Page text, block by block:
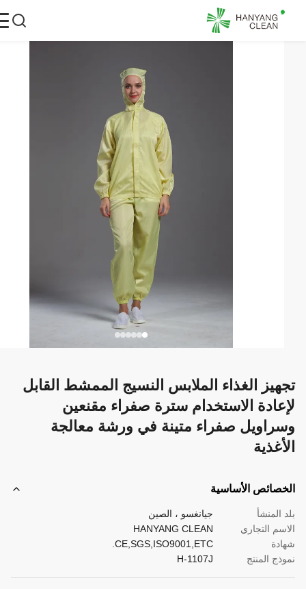
الغذاء الملابس النسيج الممشط القابل
الاستخدام سترة صفراء مقنعين
صفراء متينة في ورشة معالجة
الأساسية
المنشأ
جيانغسو ، الصين
التجاري
HANYANG CLEAN
CE,SGS,ISO9001,ETC.
المنتج
H-1107J